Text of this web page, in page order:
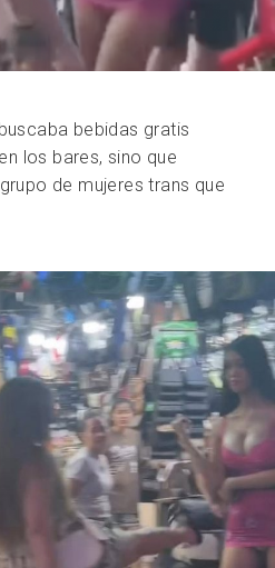
bebidas gratis
los bares, sino que
de mujeres trans que